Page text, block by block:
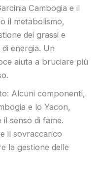
Cambogia e il
il metabolismo,
dei grassi e
di energia. Un
aiuta a bruciare più
Alcuni componenti,
e lo Yacon,
senso di fame.
il sovraccarico
la gestione delle